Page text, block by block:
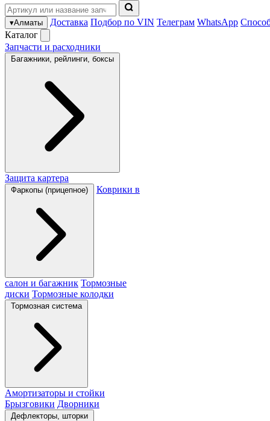
▾Алматы Доставка Подбор по VIN Телеграм WhatsApp
Каталог
Запчасти и расходники
Багажники, рейлинги, боксы
Защита картера
Фаркопы (прицепное) Коврики в
салон и багажник Тормозные
диски Тормозные колодки
Тормозная система
Амортизаторы и стойки
Брызговики Дворники
Дефлекторы, шторки